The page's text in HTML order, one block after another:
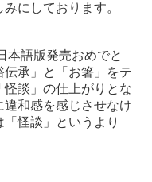
にしております。
本語版発売おめでと
伝承」と「お箸」をテ
談」の仕上がりとな
和感を感じさせなけ
怪談」というより